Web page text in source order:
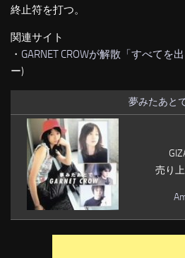
終止符を打つ。
関連サイト
・ GARNET CROWが解散「すべてを
ー)
夢みたあと
売り